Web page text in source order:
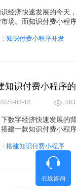
经济快速发展的今天
场。而知识付费小程
知识付费小程序开发
知识付费小程序
03-18 583
数字经济快速发展的
建一款知识付费小程
。
搭建知识付费小程序
在线咨询